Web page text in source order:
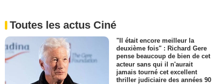
Toutes les actus Ciné
"Il était encore meilleur la
deuxième fois" : Richard Gere
pense beaucoup de bien de cet
acteur sans qui il n'aurait
jamais tourné cet excellent
thriller judiciaire des années 90